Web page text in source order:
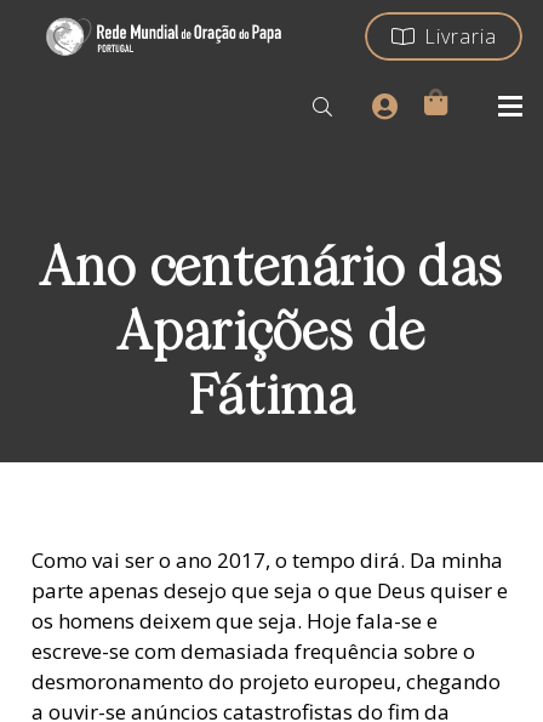
Livraria
Ano centenário das
Aparições de
Fátima
Como vai ser o ano 2017, o tempo dirá. Da minha
parte apenas desejo que seja o que Deus quiser e
os homens deixem que seja. Hoje fala-se e
escreve-se com demasiada frequência sobre o
desmoronamento do projeto europeu, chegando
a ouvir-se anúncios catastrofistas do fim da